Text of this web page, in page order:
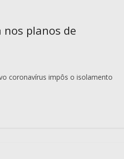
nos planos de
coronavírus impôs o isolamento